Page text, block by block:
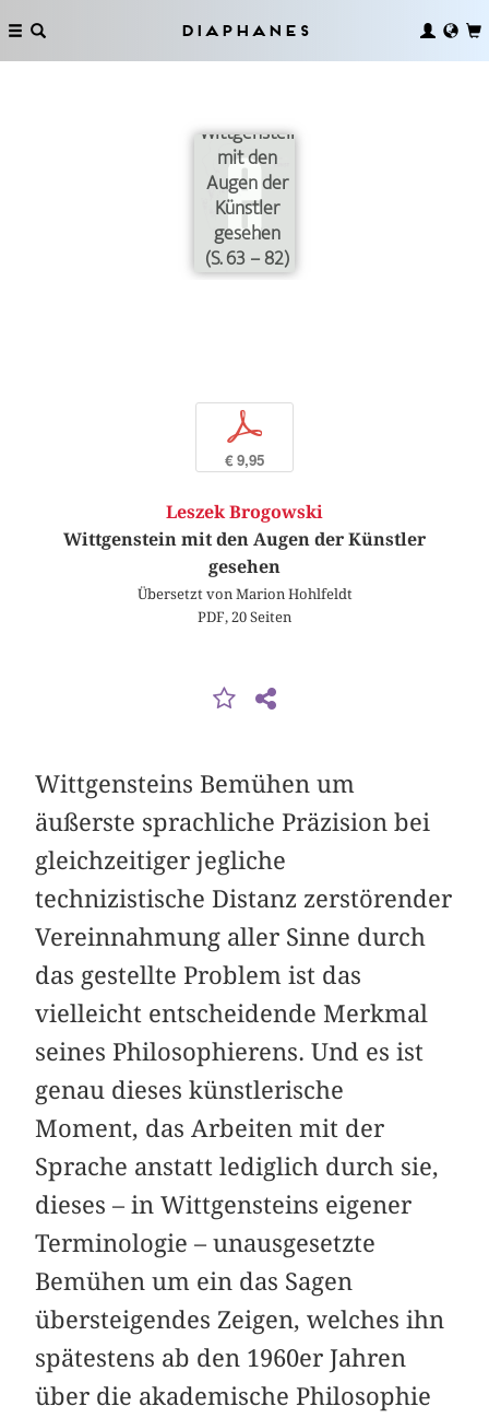
Diaphanes
Wittgenstein
mit den
Augen der
Künstler
gesehen
(S. 63 – 82)
p
€ 9,95
Leszek Brogowski
Wittgenstein mit den Augen der Künstler
gesehen
Übersetzt von Marion Hohlfeldt
PDF, 20 Seiten
Wittgensteins Bemühen um
äußerste sprachliche Präzision bei
gleichzeitiger jegliche
technizistische Distanz zerstörender
Vereinnahmung aller Sinne durch
das gestellte Problem ist das
vielleicht entscheidende Merkmal
seines Philosophierens. Und es ist
genau dieses künstlerische
Moment, das Arbeiten mit der
Sprache anstatt lediglich durch sie,
dieses – in Wittgensteins eigener
Terminologie – unausgesetzte
Bemühen um ein das Sagen
übersteigendes Zeigen, welches ihn
spätestens ab den 1960er Jahren
über die akademische Philosophie